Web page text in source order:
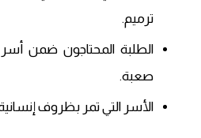
ترميم.
الطلبة المحتاجون ضمن
صعبة.
الأسر التي تمر بظروف إنسانية